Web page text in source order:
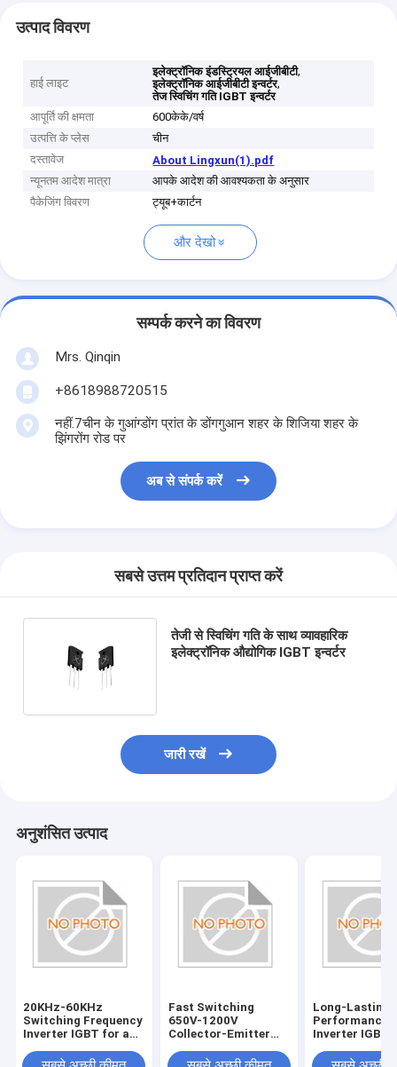
उत्पाद विवरण
हाई लाइट
इलेक्ट्रॉनिक इंडस्ट्रियल आईजीबीटी,
इलेक्ट्रॉनिक आईजीबीटी इन्वर्टर,
तेज स्विचिंग गति IGBT इन्वर्टर
आपूर्ति की क्षमता
600केके/वर्ष
उत्पत्ति के प्लेस
चीन
दस्तावेज
About Lingxun(1).pdf
न्यूनतम आदेश मात्रा
आपके आदेश की आवश्यकता के अनुसार
पैकेजिंग विवरण
ट्यूब+कार्टन
और देखो
सम्पर्क करने का विवरण
Mrs. Qinqin
+8618988720515
नहीं.7चीन के गुआंग्डोंग प्रांत के डोंगगुआन शहर के शिजिया शहर के
झिंगरोंग रोड पर
अब से संपर्क करें
सबसे उत्तम प्रतिदान प्राप्त करें
तेजी से स्विचिंग गति के साथ व्यावहारिक
इलेक्ट्रॉनिक औद्योगिक IGBT इन्वर्टर
जारी रखें
अनुशंसित उत्पाद
20KHz-60KHz
Switching Frequency
Inverter IGBT for and
Gate-Emitter
Fast Switching
650V-1200V
Collector-Emitter
Emitter Voltage for
Long-Lasting
Performance
Inverter IGBT
Voltage and